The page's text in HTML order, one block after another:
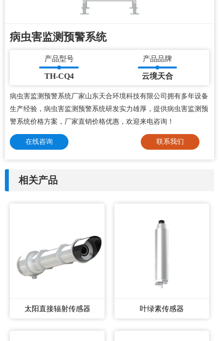
病虫害监测预警系统
产品型号
TH-CQ4
产品品牌
云境天合
病虫害监测预警系统厂家山东天合环境科技有限公司拥有多年设备
生产经验，病虫害监测预警系统研发实力雄厚，提供病虫害监测预
警系统价格方案，厂家直销价格优惠，欢迎来电咨询！
在线咨询 联系我们
相关产品
太阳直接辐射传感器 叶绿素传感器